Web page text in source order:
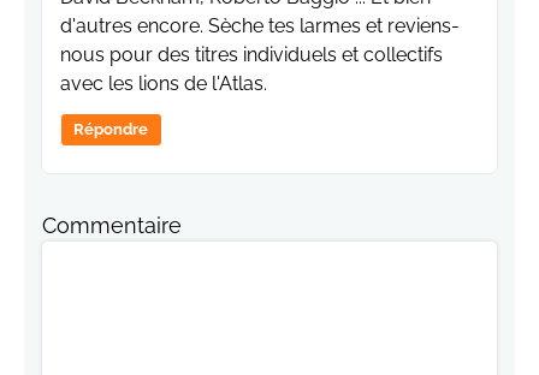
d'autres encore. Sèche tes larmes et reviens-
nous pour des titres individuels et collectifs
avec les lions de l'Atlas.
Répondre
Commentaire